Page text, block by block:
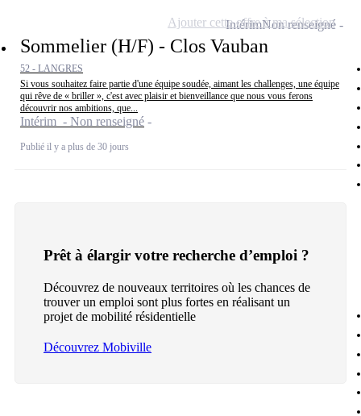
Sommelier (H/F) - Clos Vauban
52 - LANGRES
Si vous souhaitez faire partie d'une équipe soudée, aimant les challenges, une équipe
qui rêve de « briller », c'est avec plaisir et bienveillance que nous vous ferons
découvrir nos ambitions, que...
Intérim - Non renseigné
Publié il y a plus de 30 jours
IntérimNon renseigné
Ajouter cette offre à ma sélection
Prêt à élargir votre recherche d’emploi ?
Découvrez de nouveaux territoires où les chances de
trouver un emploi sont plus fortes en réalisant un
projet de mobilité résidentielle
Découvrez Mobiville